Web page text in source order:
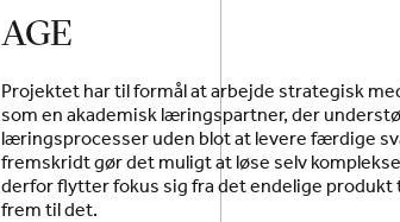
AGE
Projektet har til formål at arbejde strategisk
som en akademisk læringspartner, der
læringsprocesser uden blot at levere færdige
fremskridt gør det muligt at løse selv
derfor flytter fokus sig fra det endelige
frem til det.